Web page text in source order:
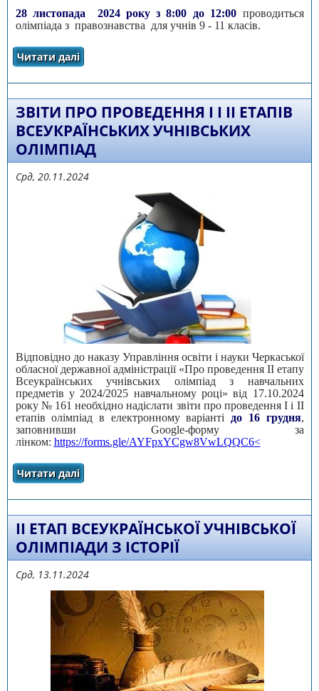
28 листопада 2024 року з 8:00 до 12:00 проводиться
олімпіада з правознавства для учнів 9 - 11 класів.
Читати далі
ЗВІТИ ПРО ПРОВЕДЕННЯ І І ІІ ЕТАПІВ
ВСЕУКРАЇНСЬКИХ УЧНІВСЬКИХ
ОЛІМПІАД
Срд, 20.11.2024
Відповідно до наказу Управління освіти і науки Черкаської
обласної державної адміністрації «Про проведення ІІ етапу
Всеукраїнських учнівських олімпіад з навчальних
предметів у 2024/2025 навчальному році» від 17.10.2024
року № 161 необхідно надіслати звіти про проведення І і ІІ
етапів олімпіад в електронному варіанті до 16 грудня,
заповнивши Google-форму за
лінком: https://forms.gle/AYFpxYCgw8VwLQQC6<
Читати далі
ІI ЕТАП ВСЕУКРАЇНСЬКОЇ УЧНІВСЬКОЇ
ОЛІМПІАДИ З ІСТОРІЇ
Срд, 13.11.2024